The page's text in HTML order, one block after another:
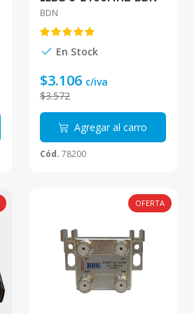
DE212-2.4G
BDN
En Stock
$3.106 c/iva
$3.572
Agregar al carro
Cód. 78200
OFERTA